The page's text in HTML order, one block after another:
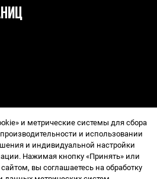
и метрические системы для сбора
и использовании
и индивидуальной настройки
Нажимая кнопку «Принять» или
вы соглашаетесь на обработку